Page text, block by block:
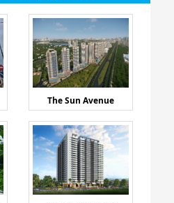
The Sun Avenue